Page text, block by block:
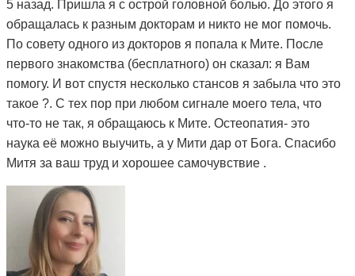
5 назад. Пришла я с острой головной болью. До этого я
обращалась к разным докторам и никто не мог помочь.
По совету одного из докторов я попала к Мите. После
первого знакомства (бесплатного) он сказал: я Вам
помогу. И вот спустя несколько стансов я забыла что это
такое ?. С тех пор при любом сигнале моего тела, что
что-то не так, я обращаюсь к Мите. Остеопатия- это
наука её можно выучить, а у Мити дар от Бога. Спасибо
Митя за ваш труд и хорошее самочувствие .